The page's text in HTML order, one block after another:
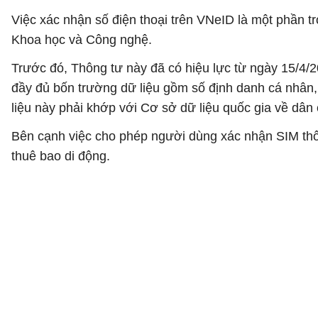
Việc xác nhận số điện thoại trên VNeID là một phần
Khoa học và Công nghệ.
Trước đó, Thông tư này đã có hiệu lực từ ngày 15/4/
đầy đủ bốn trường dữ liệu gồm số định danh cá
liệu này phải khớp với Cơ sở dữ liệu quốc gia về
Bên cạnh việc cho phép người dùng xác nhận SIM
thuê bao di động.